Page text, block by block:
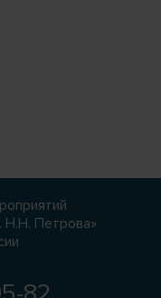
Петрова»